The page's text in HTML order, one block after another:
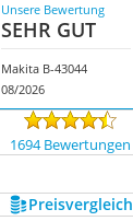
Unsere Bewertung
SEHR GUT
Makita B-43044
08/2026
1694 Bewertungen
Preis­vergleich